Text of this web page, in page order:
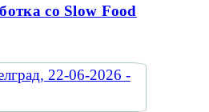
со Slow Food